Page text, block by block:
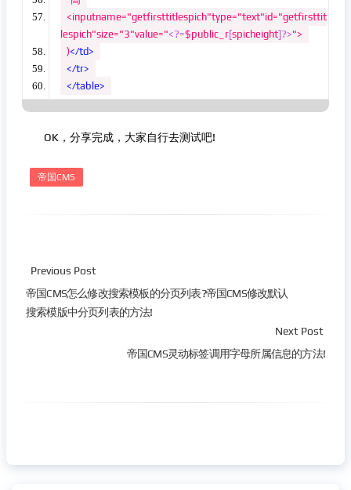
<inputname="getfirsttitlespich"type="text"id="getfirsttit
lespich"size="3"value="<?=$public_r[spicheight]?>">
)</td>
</tr>
</table>
OK，分享完成，大家自行去测试吧!
帝国CMS
Previous Post
帝国CMS怎么修改搜索模板的分页列表?帝国CMS修改默认
搜索模版中分页列表的方法!
Next Post
帝国CMS灵动标签调用字母所属信息的方法!